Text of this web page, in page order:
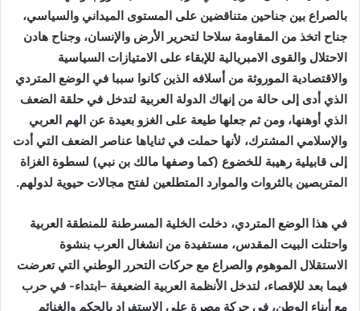
بالصراع بين جناحين متناقضين على المستوى الميداني والسياسي،
جناح اتخذ من المقاومة سلاحا لتحرير الأرض والإنسان، وجناح هادن
الاحتلال والقوى الامبريالية للإبقاء على الامتيازات السياسية
والاقتصادية الموروثة من أسلافه الذين كانوا سببا في الوضع المتردي
الذي أدى إلى حالة من إنهاك الدولة العربية لتدخل في حلقة الضعف
الذي أوهنها، ومن ثم جعلها طيعة على الغزو بعيدة عن الهم العربي
والإسلامي المشترك، لأنها حملت في ثناياها عناصر الضعف التي أدت
إلى قابيلية رهيبة للخضوع (كما وصفها مالك بن نبي) لسطوة الغزاة
المتربصين بالثروات والموارد المتطلعين لفتح مجالات حيوية لدولهم.
في هذا الوضع المتردي، دخلت الخلية المسرطنة للمنطقة العربية
واحتلت البيت المقدس، مستفيدة من انشغال العرب بنشوة
الاستقلال الموهوم والصراع مع حركات التحرر الوطني التي تعرضت
فيما بعد للإقصاء، لتدخل الأنظمة العربية الضعيفة –ابتداء- في حرب
مع أبناء الوطن، في حركة مصرة على الاستفراد بالحكم والغنائم